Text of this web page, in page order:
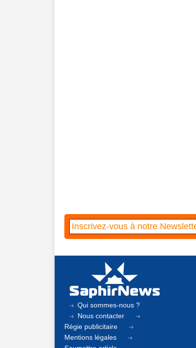
Qui sommes-nous ?
Nous contacter
Régie publicitaire
Mentions légales